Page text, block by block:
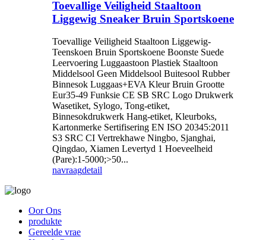
Toevallige Veiligheid Staaltoon
Liggewig Sneaker Bruin Sportskoene
Toevallige Veiligheid Staaltoon Liggewig-
Teenskoen Bruin Sportskoene Boonste Suede
Leervoering Luggaastoon Plastiek Staaltoon
Middelsool Geen Middelsool Buitesool Rubber
Binnesok Luggaas+EVA Kleur Bruin Grootte
Eur35-49 Funksie CE SB SRC Logo Drukwerk
Wasetiket, Sylogo, Tong-etiket,
Binnesokdrukwerk Hang-etiket, Kleurboks,
Kartonmerke Sertifisering EN ISO 20345:2011
S3 SRC CI Vertrekhawe Ningbo, Sjanghai,
Qingdao, Xiamen Levertyd 1 Hoeveelheid
(Pare):1-5000;>50...
navraagdetail
Oor Ons
produkte
Gereelde vrae